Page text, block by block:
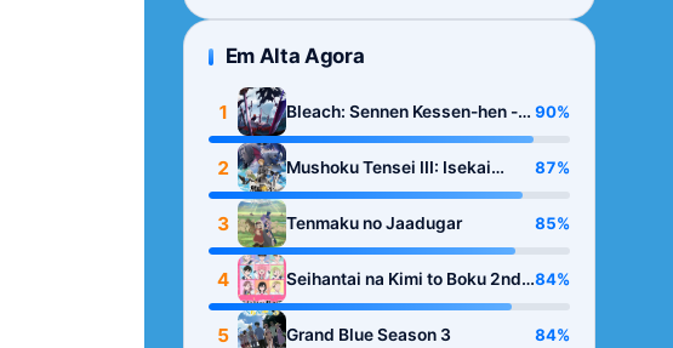
Em Alta Agora
1
Bleach: Sennen Kessen-hen -
Kashin-tan
90%
2
Mushoku Tensei III: Isekai
Ittara Honki Dasu
87%
3 Tenmaku no Jaadugar 85%
4
Seihantai na Kimi to Boku 2nd
Season
84%
5 Grand Blue Season 3 84%